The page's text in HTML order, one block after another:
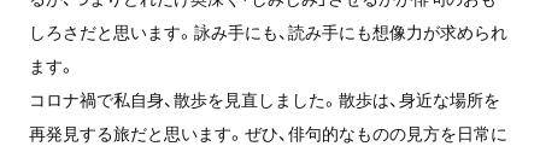
しろさだと思います。詠み手にも、読み手にも想像力が求められ
ます。
コロナ禍で私自身、散歩を見直しました。散歩は、身近な場所を
再発見する旅だと思います。ぜひ、俳句的なものの見方を日常に